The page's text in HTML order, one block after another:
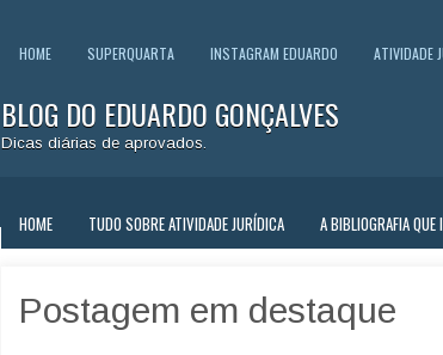
HOME SUPERQUARTA INSTAGRAM EDUARDO ATIVIDADE
BLOG DO EDUARDO GONÇALVES
Dicas diárias de aprovados.
HOME TUDO SOBRE ATIVIDADE JURÍDICA A BIBLIOGRAFIA QUE
Postagem em destaque